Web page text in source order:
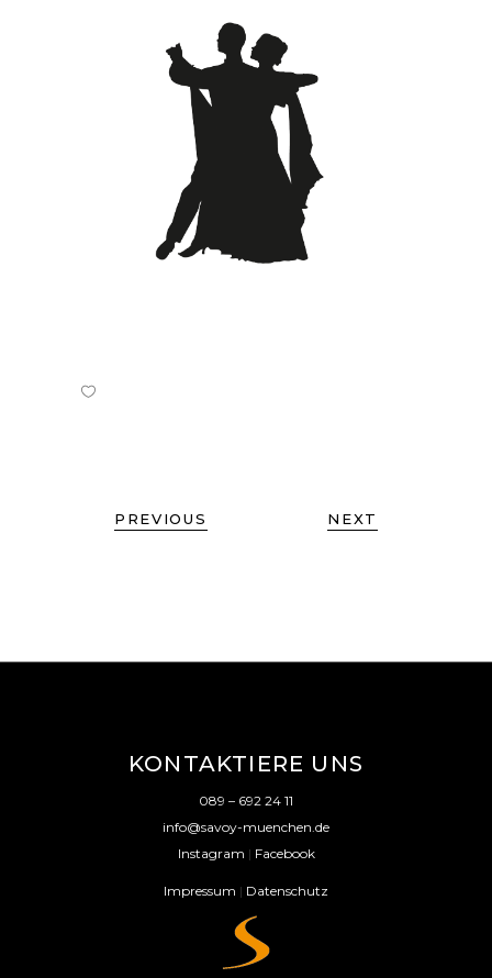
PREVIOUS NEXT
KONTAKTIERE UNS
089 – 692 24 11
info@savoy-muenchen.de
Instagram | Facebook
Impressum | Datenschutz